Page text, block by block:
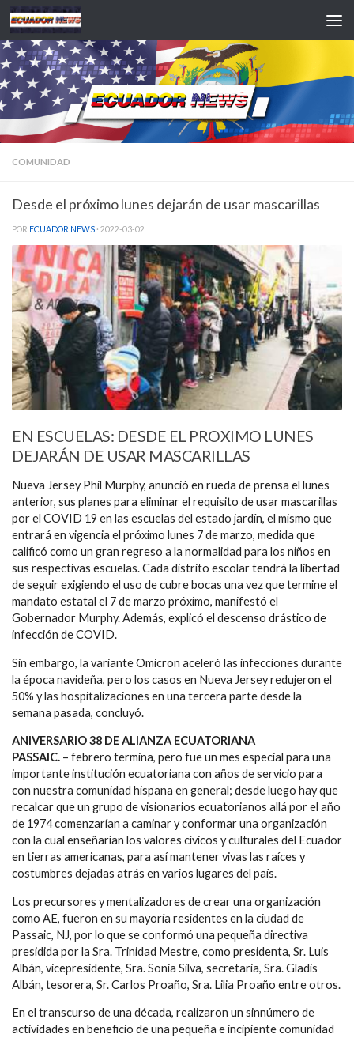
Saltar al contenido
COMUNIDAD
Desde el próximo lunes dejarán de usar mascarillas
POR ECUADOR NEWS · 2022-03-02
EN ESCUELAS: DESDE EL PROXIMO LUNES
DEJARÁN DE USAR MASCARILLAS
Nueva Jersey Phil Murphy, anunció en rueda de prensa el lunes
anterior, sus planes para eliminar el requisito de usar mascarillas
por el COVID 19 en las escuelas del estado jardín, el mismo que
entrará en vigencia el próximo lunes 7 de marzo, medida que
calificó como un gran regreso a la normalidad para los niños en
sus respectivas escuelas. Cada distrito escolar tendrá la libertad
de seguir exigiendo el uso de cubre bocas una vez que termine el
mandato estatal el 7 de marzo próximo, manifestó el
Gobernador Murphy. Además, explicó el descenso drástico de
infección de COVID.
Sin embargo, la variante Omicron aceleró las infecciones durante
la época navideña, pero los casos en Nueva Jersey redujeron el
50% y las hospitalizaciones en una tercera parte desde la
semana pasada, concluyó.
ANIVERSARIO 38 DE ALIANZA ECUATORIANA
PASSAIC. – febrero termina, pero fue un mes especial para una
importante institución ecuatoriana con años de servicio para
con nuestra comunidad hispana en general; desde luego hay que
recalcar que un grupo de visionarios ecuatorianos allá por el año
de 1974 comenzarían a caminar y conformar una organización
con la cual enseñarían los valores cívicos y culturales del Ecuador
en tierras americanas, para así mantener vivas las raíces y
costumbres dejadas atrás en varios lugares del país.
Los precursores y mentalizadores de crear una organización
como AE, fueron en su mayoría residentes en la ciudad de
Passaic, NJ, por lo que se conformó una pequeña directiva
presidida por la Sra. Trinidad Mestre, como presidenta, Sr. Luis
Albán, vicepresidente, Sra. Sonia Silva, secretaria, Sra. Gladis
Albán, tesorera, Sr. Carlos Proaño, Sra. Lilia Proaño entre otros.
En el transcurso de una década, realizaron un sinnúmero de
actividades en beneficio de una pequeña e incipiente comunidad